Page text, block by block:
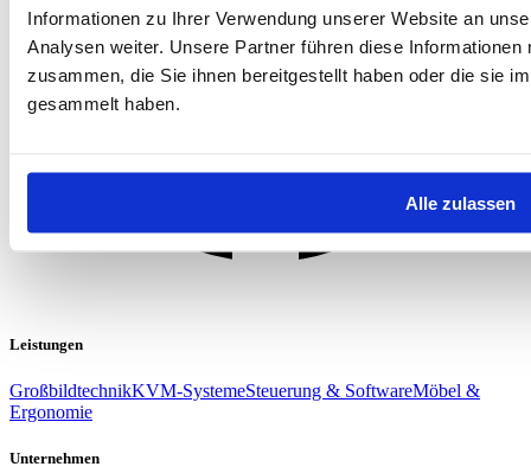
Informationen zu Ihrer Verwendung unserer Website an
Analysen weiter. Unsere Partner führen diese
zusammen, die Sie ihnen bereitgestellt haben oder die sie
gesammelt haben.
Alle zulassen
Leistungen
GroßbildtechnikKVM-SystemeSteuerung & SoftwareMöbel &
Ergonomie
Unternehmen